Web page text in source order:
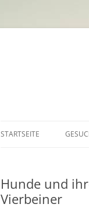
STARTSEITE
Hunde und
Vierbeiner